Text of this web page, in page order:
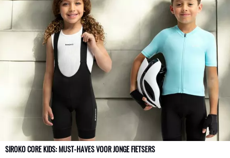
SIROKO CORE KIDS: MUST-HAVES VOOR JONGE FIETSERS